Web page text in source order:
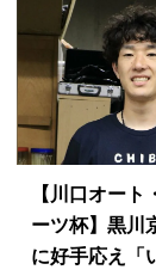
【川口オート
ーツ杯】黒
に好手応え「